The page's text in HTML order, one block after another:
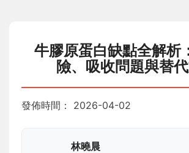
牛膠原蛋白缺點全解析
險、吸收問題與替
發佈時間： 2026-04-02
林曉晨